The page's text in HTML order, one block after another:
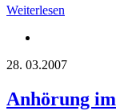
Weiterlesen
28. 03.2007
Anhörung